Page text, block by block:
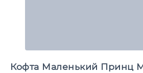
Кофта Маленький Принц